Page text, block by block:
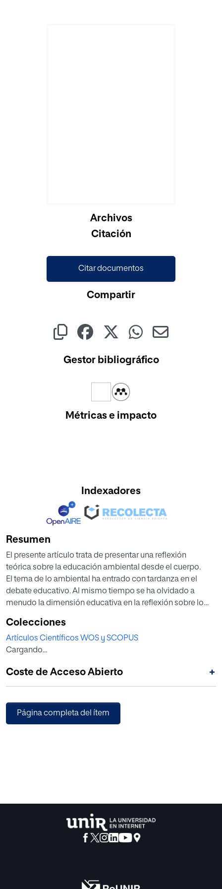
Cargando...Archivos
Citación
Citar documentos
Compartir
Gestor bibliográfico
Métricas e impacto
Indexadores
Resumen
El presente artículo trata de presentar una reflexión
teórica sobre la educación ambiental desde el cuerpo.
El tema de lo ambiental ha entrado con tardanza en el
debate educativo. Al mismo tiempo se ha olvidado a
menudo la dimensión educativa en la reflexión sobre lo
está en el origen, en gran medida, de la problemática
ambiental. Así, desde la fenomenología husserliana
hasta filosofías más recientes y también desde distintas
recuperar el cuerpo como objeto de debate y como
lugar de construcción simbólica.
Colecciones
Artículos Científicos WOS y SCOPUS
Cargando...
Coste de Acceso Abierto +
Página completa del ítem